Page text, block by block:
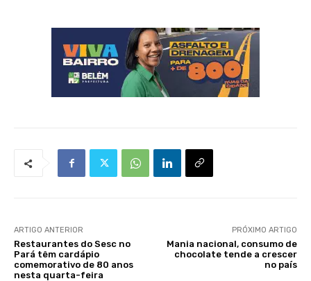
ARTIGO ANTERIOR
Restaurantes do Sesc no
Pará têm cardápio
comemorativo de 80 anos
nesta quarta-feira
PRÓXIMO ARTIGO
Mania nacional, consumo de
chocolate tende a crescer
no país